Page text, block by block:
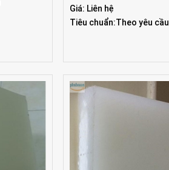
Giá: Liên hệ
Tiêu chuẩn:Theo yêu cầu